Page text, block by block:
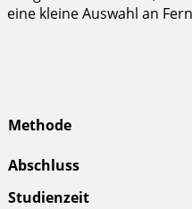
eine kleine Auswahl an
Methode
Abschluss
Studienzeit